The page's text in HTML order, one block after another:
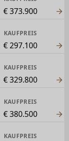
€ 373.900
KAUFPREIS
€ 297.100
KAUFPREIS
€ 329.800
KAUFPREIS
€ 380.500
KAUFPREIS